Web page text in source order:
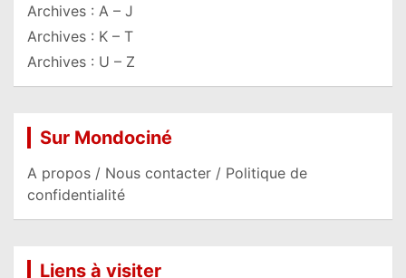
Archives : A – J
Archives : K – T
Archives : U – Z
Sur Mondociné
A propos / Nous contacter / Politique de
confidentialité
Liens à visiter